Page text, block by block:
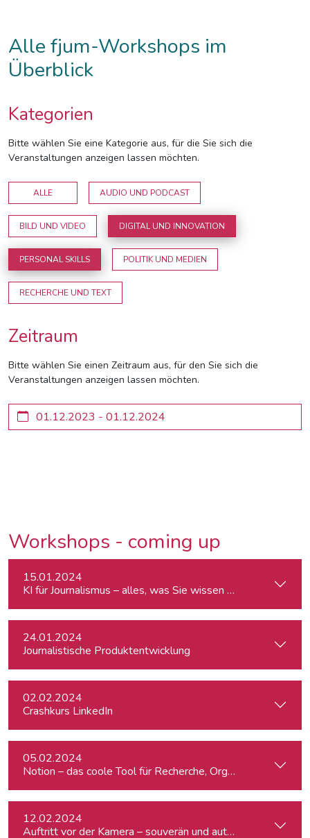
Alle fjum-Workshops im
Überblick
Kategorien
Bitte wählen Sie eine Kategorie aus, für die Sie sich die
Veranstaltungen anzeigen lassen möchten.
ALLE AUDIO UND PODCAST
BILD UND VIDEO DIGITAL UND INNOVATION
PERSONAL SKILLS POLITIK UND MEDIEN
RECHERCHE UND TEXT
Zeitraum
Bitte wählen Sie einen Zeitraum aus, für den Sie sich die
Veranstaltungen anzeigen lassen möchten.
Workshops - coming up
15.01.2024
KI für Journalismus – alles, was Sie wissen müssen
24.01.2024
Journalistische Produktentwicklung
02.02.2024
Crashkurs LinkedIn
05.02.2024
Notion – das coole Tool für Recherche, Organisation &
12.02.2024
Auftritt vor der Kamera – souverän und authentisch